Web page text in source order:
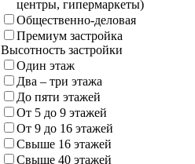
центры, гипермаркеты)
Общественно-деловая
Премиум застройка
Высотность застройки
Один этаж
Два – три этажа
До пяти этажей
От 5 до 9 этажей
От 9 до 16 этажей
Свыше 16 этажей
Свыше 40 этажей